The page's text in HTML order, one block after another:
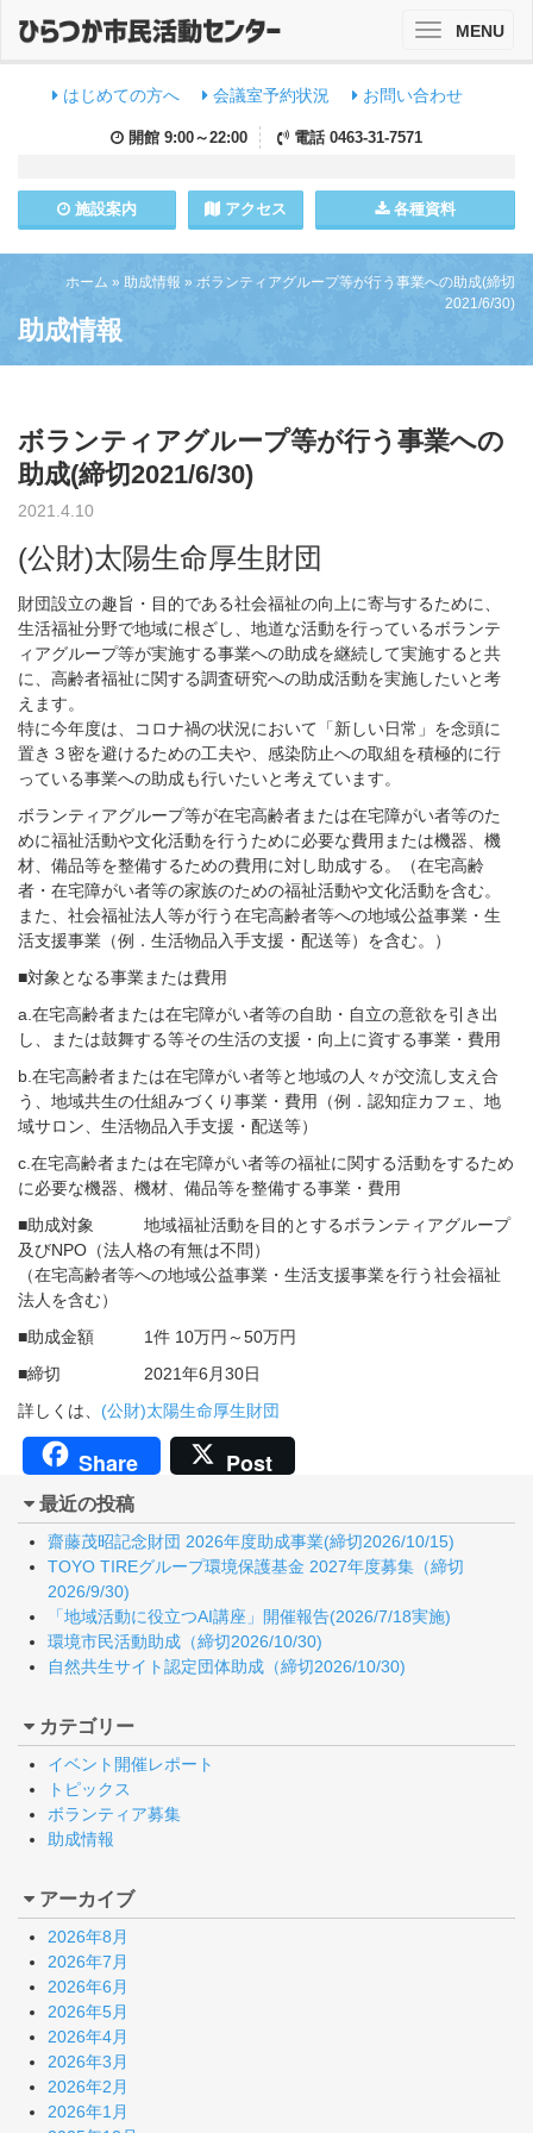
はじめての方へ 会議室予約状況 お問い合わせ
開館 9:00～22:00 電話 0463-31-7571
施設案内 アクセス 各種資料
ToggleMENU
ホーム » 助成情報 » ボランティアグループ等が行う事業への助成(締切
2021/6/30)
助成情報
ボランティアグループ等が行う事業への
助成(締切2021/6/30)
2021.4.10
(公財)太陽生命厚生財団
財団設立の趣旨・目的である社会福祉の向上に寄与するために、
生活福祉分野で地域に根ざし、地道な活動を行っているボランテ
ィアグループ等が実施する事業への助成を継続して実施すると共
に、高齢者福祉に関する調査研究への助成活動を実施したいと考
えます。
特に今年度は、コロナ禍の状況において「新しい日常」を念頭に
置き３密を避けるための工夫や、感染防止への取組を積極的に行
っている事業への助成も行いたいと考えています。
ボランティアグループ等が在宅高齢者または在宅障がい者等のた
めに福祉活動や文化活動を行うために必要な費用または機器、機
材、備品等を整備するための費用に対し助成する。（在宅高齢
者・在宅障がい者等の家族のための福祉活動や文化活動を含む。
また、社会福祉法人等が行う在宅高齢者等への地域公益事業・生
活支援事業（例．生活物品入手支援・配送等）を含む。）
■対象となる事業または費用
a.在宅高齢者または在宅障がい者等の自助・自立の意欲を引き出
し、または鼓舞する等その生活の支援・向上に資する事業・費用
b.在宅高齢者または在宅障がい者等と地域の人々が交流し支え合
う、地域共生の仕組みづくり事業・費用（例．認知症カフェ、地
域サロン、生活物品入手支援・配送等）
c.在宅高齢者または在宅障がい者等の福祉に関する活動をするため
に必要な機器、機材、備品等を整備する事業・費用
■助成対象 地域福祉活動を目的とするボランティアグループ
及びNPO（法人格の有無は不問）
（在宅高齢者等への地域公益事業・生活支援事業を行う社会福祉
法人を含む）
■助成金額 1件 10万円～50万円
■締切 2021年6月30日
詳しくは、 (公財)太陽生命厚生財団
Share Post
最近の投稿
齋藤茂昭記念財団 2026年度助成事業(締切2026/10/15)
TOYO TIREグループ環境保護基金 2027年度募集（締切
2026/9/30)
「地域活動に役立つAI講座」開催報告(2026/7/18実施)
環境市民活動助成（締切2026/10/30)
自然共生サイト認定団体助成（締切2026/10/30)
カテゴリー
イベント開催レポート
トピックス
ボランティア募集
助成情報
アーカイブ
2026年8月
2026年7月
2026年6月
2026年5月
2026年4月
2026年3月
2026年2月
2026年1月